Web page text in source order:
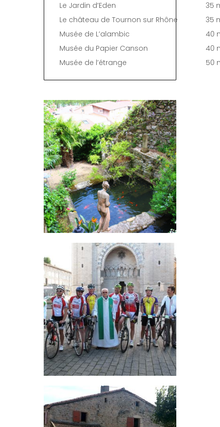
Le Jardin d’Eden
35
Le château de Tournon sur Rhône
35
Musée de L’alambic
40
Musée du Papier Canson
40
Musée de l’étrange
50